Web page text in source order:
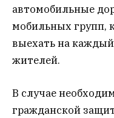
автомобильные
мобильных групп,
выехать на
жителей.
В случае
гражданской